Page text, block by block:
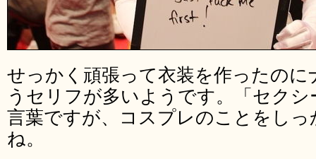
せっかく頑張って衣装を作ったの
うセリフが多いようです。「セク
言葉ですが、コスプレのことをし
ね。